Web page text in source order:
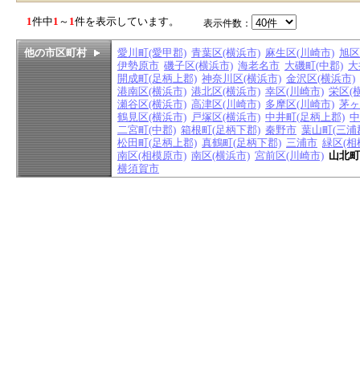
1件中1 ～ 1件を表示しています。 表示件数：
他の市区町村 愛川町(愛甲郡) 青葉区(横浜市) 麻生区(川崎市) 旭
伊勢原市 磯子区(横浜市) 海老名市 大磯町(中郡)
開成町(足柄上郡) 神奈川区(横浜市) 金沢区(横浜市)
港南区(横浜市) 港北区(横浜市) 幸区(川崎市) 栄区(
瀬谷区(横浜市) 高津区(川崎市) 多摩区(川崎市) 茅
鶴見区(横浜市) 戸塚区(横浜市) 中井町(足柄上郡)
二宮町(中郡) 箱根町(足柄下郡) 秦野市 葉山町(三浦
松田町(足柄上郡) 真鶴町(足柄下郡) 三浦市 緑区(相
南区(相模原市) 南区(横浜市) 宮前区(川崎市) 山北
横須賀市